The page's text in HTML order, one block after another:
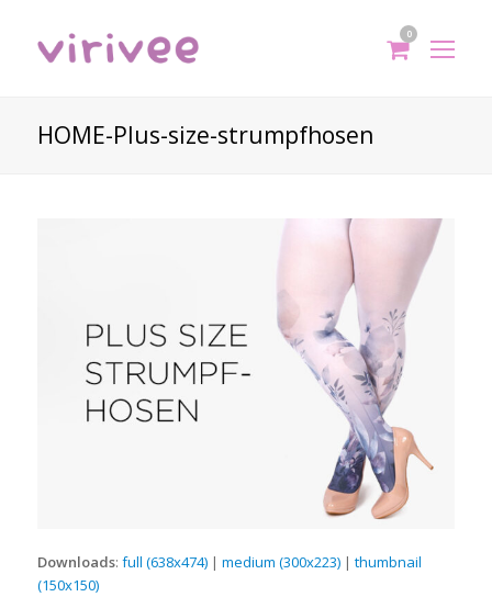
0
HOME-Plus-size-strumpfhosen
Downloads: full (638x474)| medium (300x223)| thumbnail
(150x150)